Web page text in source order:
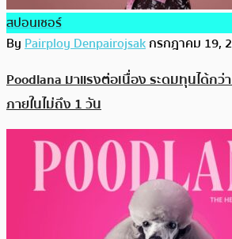
สปอนเซอร์
ByPairploy Denpairojsakกรกฎาคม 19,
Poodlana มาแรงต่อเนื่อง ระดมทุนได้กว่
ภายในไม่ถึง 1 วัน